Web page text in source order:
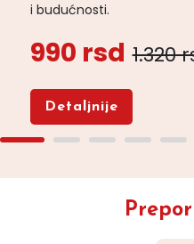
i budućnosti.
990 rsd 1.320
Detaljnije